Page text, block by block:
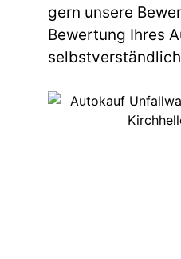
gern unsere
Bewertung Ihres